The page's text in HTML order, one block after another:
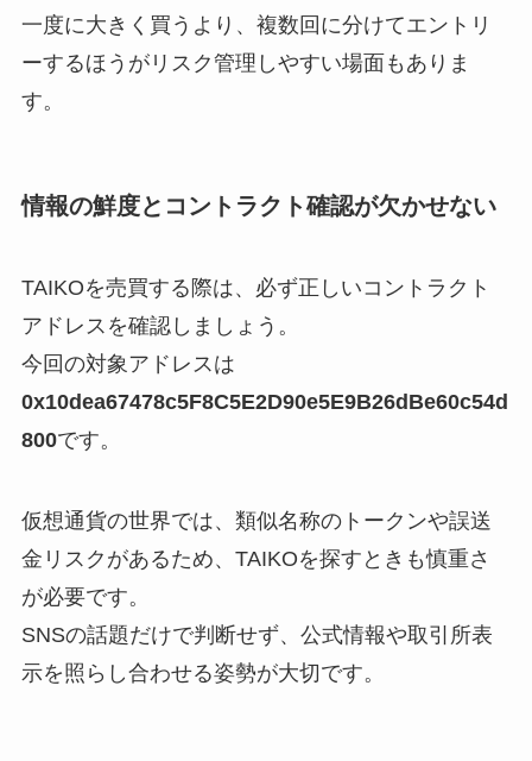
一度に大きく買うより、複数回に分けてエントリ
ーするほうがリスク管理しやすい場面もありま
す。
情報の鮮度とコントラクト確認が欠かせない
TAIKOを売買する際は、必ず正しいコントラクト
アドレスを確認しましょう。
今回の対象アドレスは
0x10dea67478c5F8C5E2D90e5E9B26dBe60c54d
800です。
仮想通貨の世界では、類似名称のトークンや誤送
金リスクがあるため、TAIKOを探すときも慎重さ
が必要です。
SNSの話題だけで判断せず、公式情報や取引所表
示を照らし合わせる姿勢が大切です。